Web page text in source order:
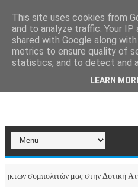
μας στην Δυτική Αττική
This site uses cookies from
and to analyze traffic. Your IP
shared with Google along
metrics to ensure quality of
statistics, and to detect and
LEARN